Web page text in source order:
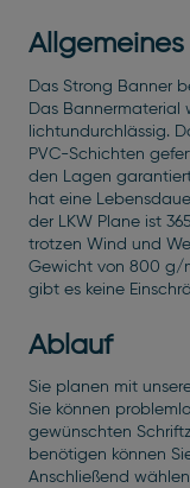
Allgemeines
Das Strong Banner
Das Bannermaterial
lichtundurchlässig.
PVC-Schichten
den Lagen
hat eine
der LKW Plane ist
trotzen Wind und
Gewicht von 800 g/
gibt es keine
Ablauf
Sie planen mit
Sie können
gewünschten
benötigen können
Anschließend